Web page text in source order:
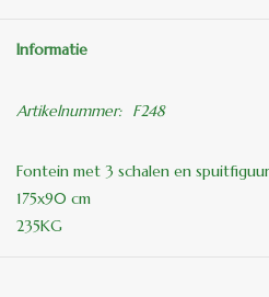
Informatie
Artikelnummer: F248
Fontein met 3 schalen en
175x90 cm
235KG